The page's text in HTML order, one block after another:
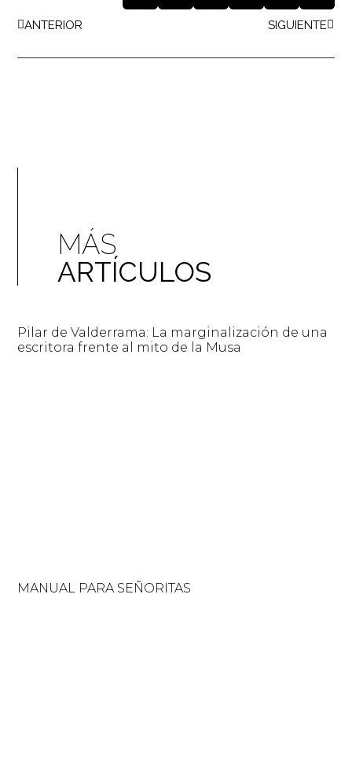
ANTERIOR SIGUIENTE
MÁS
ARTÍCULOS
Pilar de Valderrama: La marginalización de una
escritora frente al mito de la Musa
MANUAL PARA SEÑORITAS